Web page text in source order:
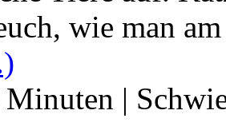
wie man
Minuten |